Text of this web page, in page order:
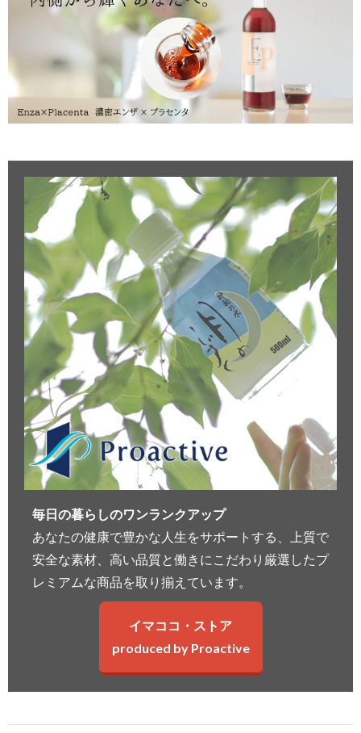
毎日の暮らしのワンランクアップ
あなたの健康で豊かな人生をサポートする、上質で
安全な素材、高い品質と働きにこだわり厳選したプ
レミアムな商品を取り揃えています。
イマココ・ストア
produced by Proactive